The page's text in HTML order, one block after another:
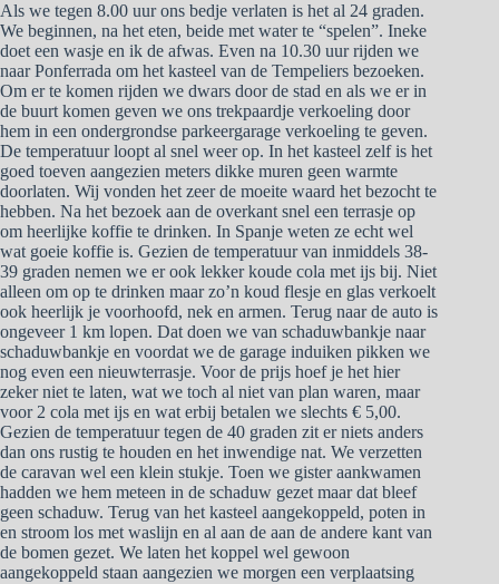
Als we tegen 8.00 uur ons bedje verlaten is het al 24 graden.
We beginnen, na het eten, beide met water te “spelen”. Ineke
doet een wasje en ik de afwas. Even na 10.30 uur rijden we
naar Ponferrada om het kasteel van de Tempeliers bezoeken.
Om er te komen rijden we dwars door de stad en als we er in
de buurt komen geven we ons trekpaardje verkoeling door
hem in een ondergrondse parkeergarage verkoeling te geven.
De temperatuur loopt al snel weer op. In het kasteel zelf is het
goed toeven aangezien meters dikke muren geen warmte
doorlaten. Wij vonden het zeer de moeite waard het bezocht te
hebben. Na het bezoek aan de overkant snel een terrasje op
om heerlijke koffie te drinken. In Spanje weten ze echt wel
wat goeie koffie is. Gezien de temperatuur van inmiddels 38-
39 graden nemen we er ook lekker koude cola met ijs bij. Niet
alleen om op te drinken maar zo’n koud flesje en glas verkoelt
ook heerlijk je voorhoofd, nek en armen. Terug naar de auto is
ongeveer 1 km lopen. Dat doen we van schaduwbankje naar
schaduwbankje en voordat we de garage induiken pikken we
nog even een nieuwterrasje. Voor de prijs hoef je het hier
zeker niet te laten, wat we toch al niet van plan waren, maar
voor 2 cola met ijs en wat erbij betalen we slechts € 5,00.
Gezien de temperatuur tegen de 40 graden zit er niets anders
dan ons rustig te houden en het inwendige nat. We verzetten
de caravan wel een klein stukje. Toen we gister aankwamen
hadden we hem meteen in de schaduw gezet maar dat bleef
geen schaduw. Terug van het kasteel aangekoppeld, poten in
en stroom los met waslijn en al aan de aan de andere kant van
de bomen gezet. We laten het koppel wel gewoon
aangekoppeld staan aangezien we morgen een verplaatsing